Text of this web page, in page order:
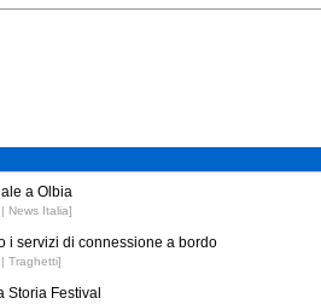
a Olbia
News Italia]
i servizi di connessione a bordo
Traghetti]
Storia Festival